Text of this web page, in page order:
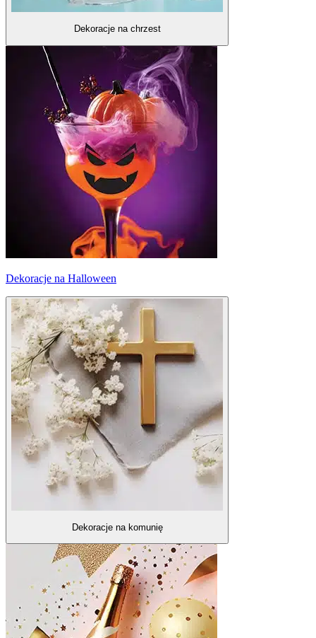
Dekoracje na chrzest
Dekoracje na Halloween
Dekoracje na komunię